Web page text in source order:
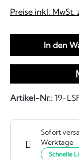
Preise inkl. MwSt.
In den
Artikel-Nr.: 19-
Sofort
Werktage
Schnelle